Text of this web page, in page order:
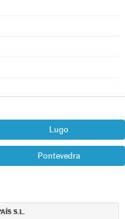
Lugo
Pontevedra
S.L.